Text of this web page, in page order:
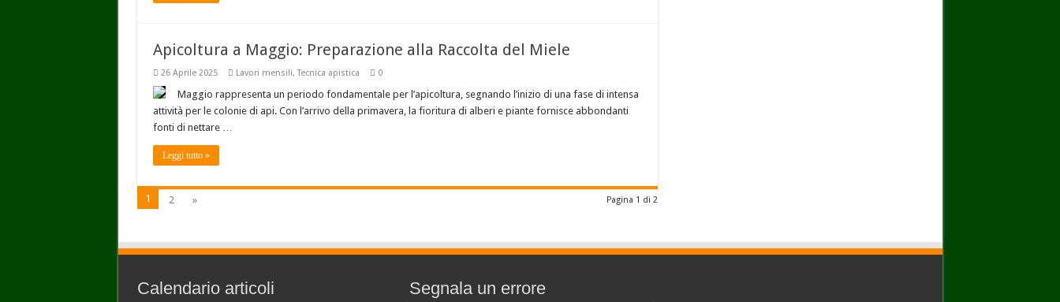
Apicoltura a Maggio: Preparazione alla Raccolta del Miele
26 Aprile 2025 Lavori mensili,Tecnica apistica 0
Maggio rappresenta un periodo fondamentale per l’apicoltura, segnando l’inizio di una fase di intensa
attività per le colonie di api. Con l’arrivo della primavera, la fioritura di alberi e piante fornisce abbondanti
fonti di nettare …
Leggi tutto »
Pagina 1 di 2
1 2 »
Calendario articoli Segnala un errore